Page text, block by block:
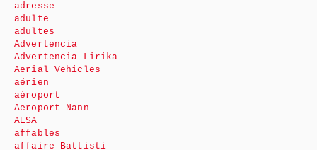
adresse
adulte
adultes
Advertencia
Advertencia Lirika
Aerial Vehicles
aérien
aéroport
Aeroport Nann
AESA
affables
affaire Battisti